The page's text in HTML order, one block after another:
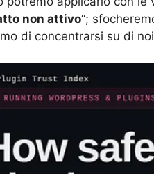
non attivo“;
di concentrarsi su di